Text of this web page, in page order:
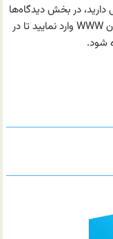
در بخش دیدگاه‌ها
به صورت کامل توضیح دهید و ایمیل خود را بدون WWW وارد نمایید تا در
شود.